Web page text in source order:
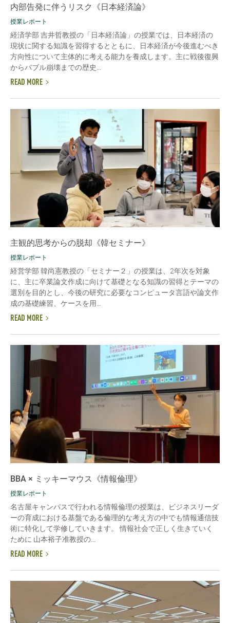
内部告発に伴うリスク《日本経済論》
授業レポート
経済学部 吉井哲教授の「日本経済論」の授業では、日本経済の
現状に関する知識を習得するとともに、日本経済が今後進むべき
方向性について主体的に考える能力を養成します。主に戦後復興
からバブル崩壊までの歴史...
READ MORE
主観的思考からの脱却《韓セミナー》
授業レポート
経営学部 韓尚憲教授の「セミナー２」の授業は、2年次を対象
に、主に卒業論文作成に向けて基礎となる知識の習得とテーマの
選別を目的とし、今後の研究に必要なコンピュータ言語や論文作
成の基礎練習、ケースを用...
READ MORE
BBA × ミッキーマウス《情報倫理》
授業レポート
名古屋キャンパスで行われる情報倫理の授業は、ビジネスリーダ
ーの育成における基盤である倫理的な考え方の中でも情報通信技
術に特化して学修していきます。 情報社会で正しく生きていく
ために 山本裕子准教授の...
READ MORE